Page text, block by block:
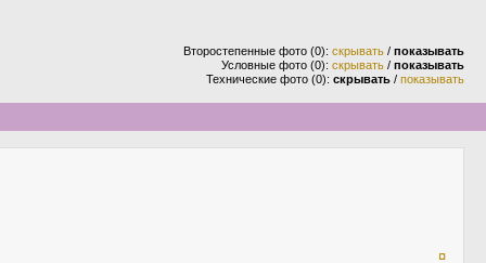
Второстепенные фото (0): скрывать / показывать
Условные фото (0): скрывать / показывать
Технические фото (0): скрывать / показывать
¤